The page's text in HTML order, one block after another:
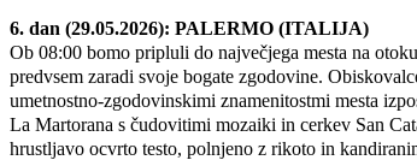
6. dan (29.05.2026): PALERMO (ITALIJA)
Ob 08:00 bomo pripluli do največjega mesta na
predvsem zaradi svoje bogate zgodovine.
umetnostno-zgodovinskimi znamenitostmi mesta
La Martorana s čudovitimi mozaiki in cerkev San
hrustljavo ocvrto testo, polnjeno z rikoto in